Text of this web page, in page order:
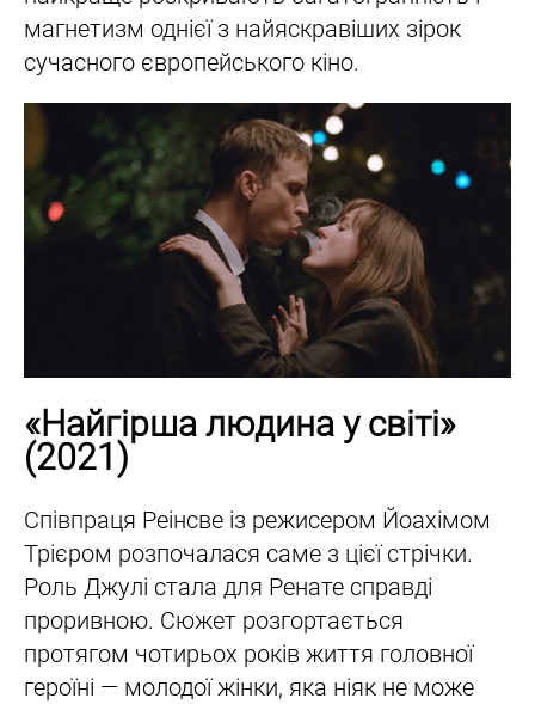
магнетизм однієї з найяскравіших зірок
сучасного європейського кіно.
«Найгірша людина у світі»
(2021)
Співпраця Реінсве із режисером Йоахімом
Трієром розпочалася саме з цієї стрічки.
Роль Джулі стала для Ренате справді
проривною. Сюжет розгортається
протягом чотирьох років життя головної
героїні — молодої жінки, яка ніяк не може